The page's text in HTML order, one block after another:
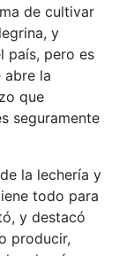
de cultivar
y
país, pero es
abre la
que
seguramente
la lechería y
todo para
y destacó
producir,